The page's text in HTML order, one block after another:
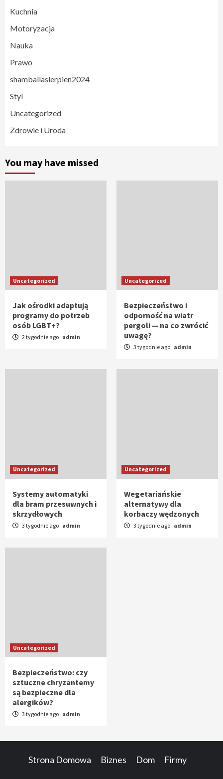
Kuchnia
Motoryzacja
Nauka
Prawo
shamballasierpien2024
Styl
Uncategorized
Zdrowie i Uroda
You may have missed
Uncategorized
Jak ośrodki adaptują
programy do potrzeb
osób LGBT+?
2 tygodnie ago admin
Uncategorized
Bezpieczeństwo i
odporność na wiatr
pergoli — na co zwrócić
uwagę?
3 tygodnie ago admin
Uncategorized
Systemy automatyki
dla bram przesuwnych i
skrzydłowych
3 tygodnie ago admin
Uncategorized
Wegetariańskie
alternatywy dla
korbaczy wędzonych
3 tygodnie ago admin
Uncategorized
Bezpieczeństwo: czy
sztuczne chryzantemy
są bezpieczne dla
alergików?
3 tygodnie ago admin
Strona Domowa Biznes Dom Firmy